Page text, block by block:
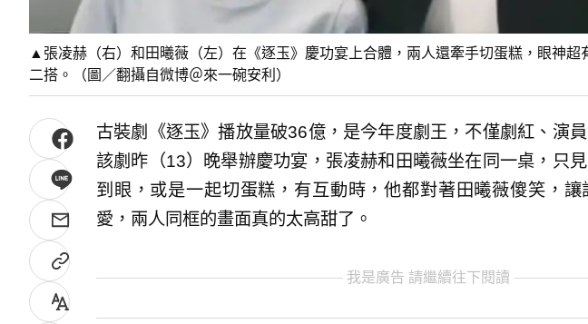
▲張凌赫（右）和田曦薇（左）在《逐玉》慶功宴上合體，兩人還牽手切蛋糕，眼神超
二搭。（圖／翻攝自微博＠來一碗安利）
古裝劇《逐玉》播放量破36億，是今年度劇王，不僅劇紅、演
該劇昨（13）晚舉辦慶功宴，張凌赫和田曦薇坐在同一桌，只
到眼，或是一起切蛋糕，有互動時，他都對著田曦薇傻笑，讓
愛，兩人同框的畫面真的太高甜了。
我是廣告 請繼續往下閱讀